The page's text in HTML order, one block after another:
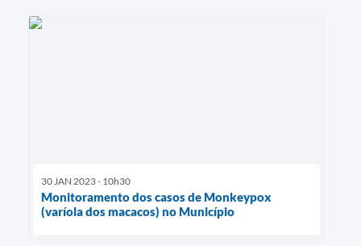
30 JAN 2023 - 10h30
Monitoramento dos casos de Monkeypox
(varíola dos macacos) no Município